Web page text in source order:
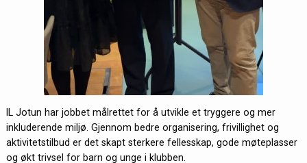
IL Jotun har jobbet målrettet for å utvikle et tryggere og mer
inkluderende miljø. Gjennom bedre organisering, frivillighet og
aktivitetstilbud er det skapt sterkere fellesskap, gode møteplasser
og økt trivsel for barn og unge i klubben.